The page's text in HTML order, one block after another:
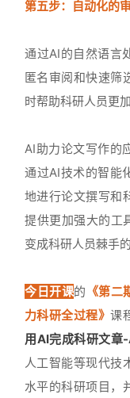
第五步：自动化的
通过AI的自然语言
匿名审阅和快速筛
时帮助科研人员更
AI助力论文写作的
通过AI技术的智能
地进行论文撰写和
提供更加强大的工
变成科研人员棘手
今日开课的 《第
力科研全过程》课
用AI完成科研文章
人工智能等现代技
水平的科研项目，